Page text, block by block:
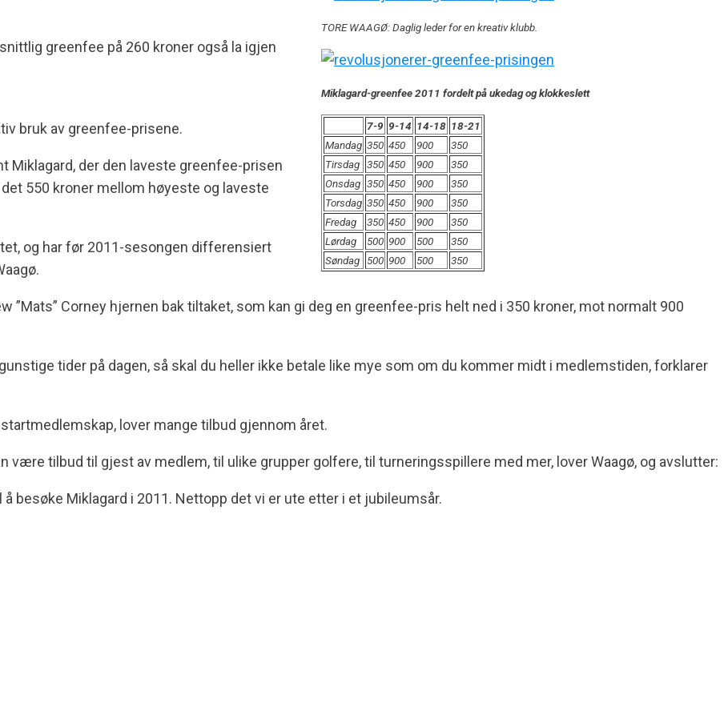
TORE WAAGØ: Daglig leder for en kreativ klubb.
Miklagard-greenfee 2011 fordelt på ukedag og klokkeslett
7-9 9-14 14-18 18-21
Mandag 350 450 900
350
Tirsdag 350 450 900
350
Onsdag 350 450 900
350
Torsdag 350 450 900
350
Fredag
350 450 900
350
Lørdag
500 900 500
350
Søndag
500 900 500 350
greenfee på 260 kroner også la igjen
bruk av greenfee-prisene.
Miklagard, der den laveste greenfee-prisen
550 kroner mellom høyeste og laveste
og har før 2011-sesongen differensiert
Corney hjernen bak tiltaket, som kan gi deg en greenfee-pris helt ned i 350 kroner, mot normalt 900
tider på dagen, så skal du heller ikke betale like mye som om du kommer midt i medlemstiden, forklarer
lover mange tilbud gjennom året.
være tilbud til gjest av medlem, til ulike grupper golfere, til turneringsspillere med mer, lover Waagø, og avslutter:
besøke Miklagard i 2011. Nettopp det vi er ute etter i et jubileumsår.